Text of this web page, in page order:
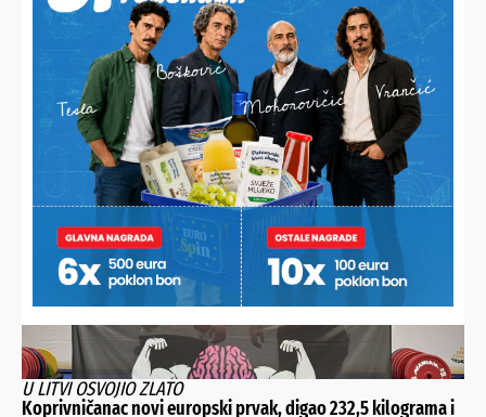
MIKLINOVEC DRASTIČNO POMLADIO MOMČAD
Prioritet je razvoj igrača, a ne pozicija. Prosjek momčadi je
21 godina
U LITVI OSVOJIO ZLATO
Koprivničanac novi europski prvak, digao 232,5 kilograma i